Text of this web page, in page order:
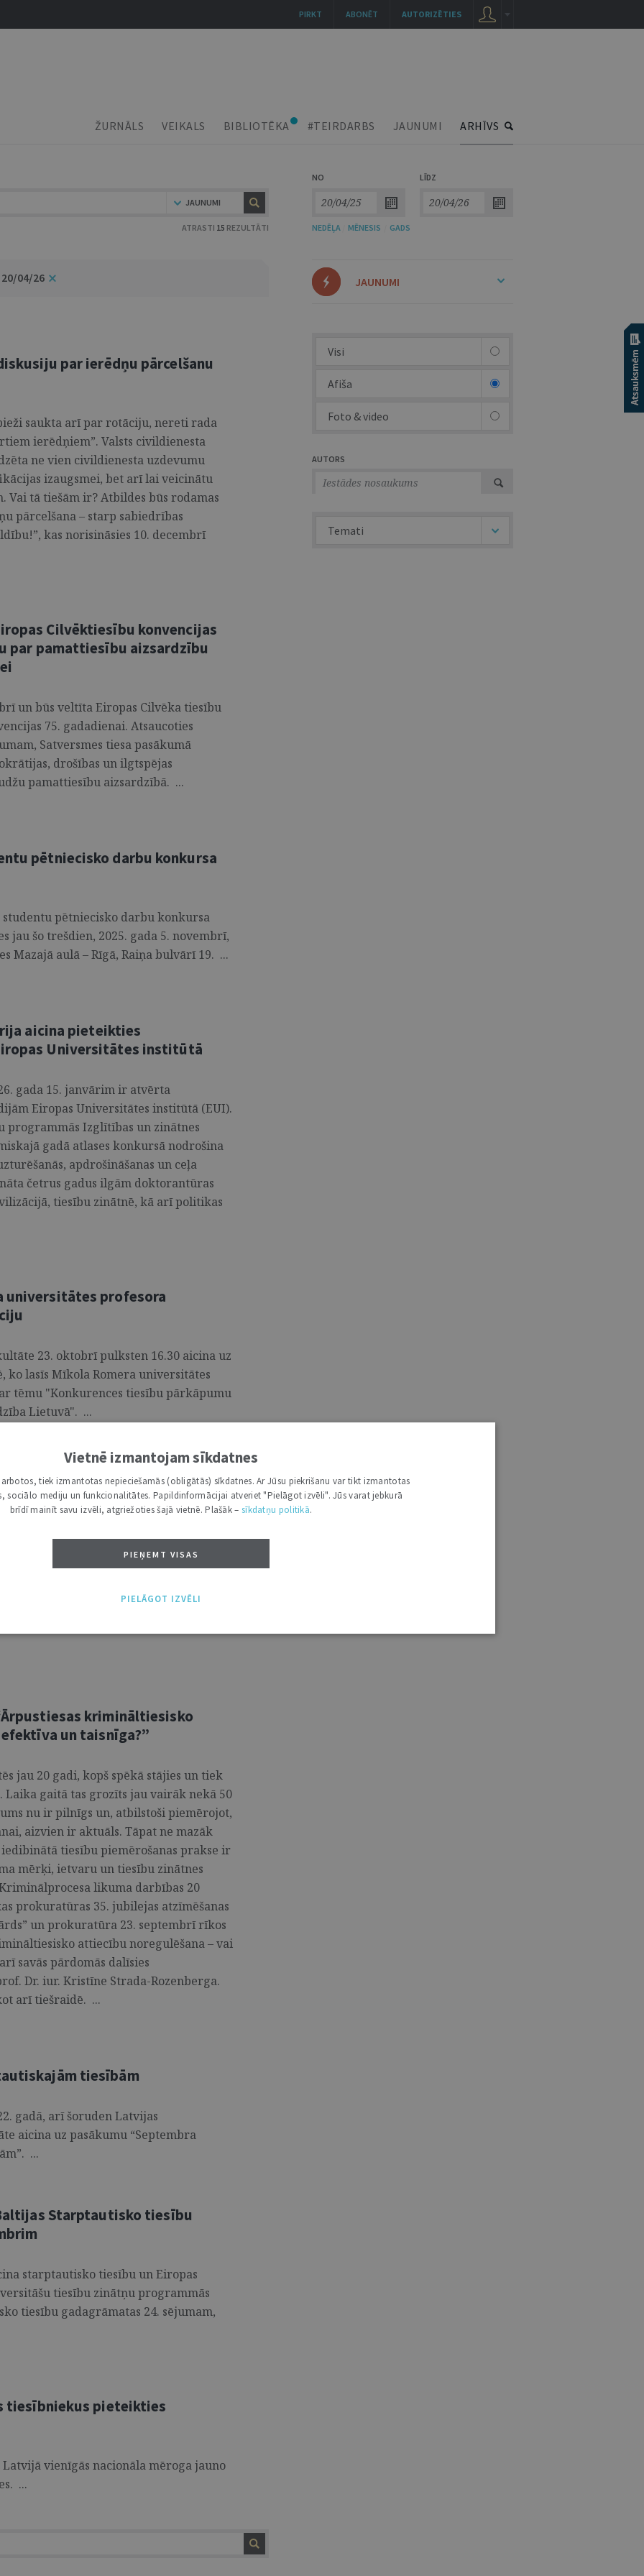
ŽURNĀLS VEIKALS BIBLIOTĒKA #TEIRDARBS JAUNUMI ARHĪVS
JAUNUMI
ATRASTI 15 REZULTĀTI
NO LĪDZ
NEDĒĻA MĒNESIS GADS
04/26
par ierēdņu pārcelšanu
saukta arī par rotāciju, nereti rada
ierēdņiem”. Valsts civildienesta
ne vien civildienesta uzdevumu
izaugsmei, bet arī lai veicinātu
tā tiešām ir? Atbildes būs rodamas
pārcelšana – starp sabiedrības
kas norisināsies 10. decembrī
Cilvēktiesību konvencijas
par pamattiesību aizsardzību
un būs veltīta Eiropas Cilvēka tiesību
75. gadadienai. Atsaucoties
Satversmes tiesa pasākumā
drošības un ilgtspējas
pamattiesību aizsardzībā. ...
pētniecisko darbu konkursa
pētniecisko darbu konkursa
jau šo trešdien, 2025. gada 5. novembrī,
Mazajā aulā – Rīgā, Raiņa bulvārī 19. ...
aicina pieteikties
Universitātes institūtā
gada 15. janvārim ir atvērta
Eiropas Universitātes institūtā (EUI).
programmās Izglītības un zinātnes
gadā atlases konkursā nodrošina
apdrošināšanas un ceļa
četrus gadus ilgām doktorantūras
tiesību zinātnē, kā arī politikas
universitātes profesora
23. oktobrī pulksten 16.30 aicina uz
lasīs Mīkola Romera universitātes
tēmu "Konkurences tiesību pārkāpumu
Lietuvā". ...
XXVII Konstitucionālo
Kārļa Dišlera Konstitucionālo
tiešām nozīmīgu un gaidītu
un studentu vidū. Izspēles mutvārdu
garumā 13. decembrī, kur, protams,
cīņa par uzvarētāju komandas titulu!
krimināltiesisko
un taisnīga?”
jau 20 gadi, kopš spēkā stājies un tiek
gaitā tas grozīts jau vairāk nekā 50
nu ir pilnīgs un, atbilstoši piemērojot,
aizvien ir aktuāls. Tāpat ne mazāk
tiesību piemērošanas prakse ir
mērķi, ietvaru un tiesību zinātnes
likuma darbības 20
prokuratūras 35. jubilejas atzīmēšanas
un prokuratūra 23. septembrī rīkos
attiecību noregulēšana – vai
savās pārdomās dalīsies
Dr. iur. Kristīne Strada-Rozenberga.
arī tiešraidē. ...
tiesībām
gadā, arī šoruden Latvijas
aicina uz pasākumu “Septembra
...
Starptautisko tiesību
starptautisko tiesību un Eiropas
tiesību zinātņu programmās
tiesību gadagrāmatas 24. sējumam,
tiesībniekus pieteikties
vienīgās nacionāla mēroga jauno
...
JAUNUMI
Visi
Afiša
Foto & video
AUTORS
Temati
AUTORIZĒTIES
ABONĒT
PIRKT
Vietnē izmantojam sīkdatnes
tiek izmantotas nepieciešamās (obligātās) sīkdatnes. Ar Jūsu piekrišanu var tikt izmantotas
sociālo mediju un funkcionalitātes. Papildinformācijai atveriet "Pielāgot izvēli". Jūs varat jebkurā
brīdī mainīt savu izvēli, atgriežoties šajā vietnē. Plašāk – sīkdatņu politikā.
PIEŅEMT VISAS
PIELĀGOT IZVĒLI